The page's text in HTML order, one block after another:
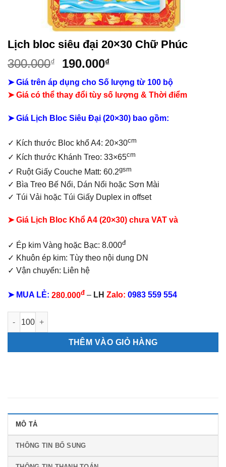
Lịch bloc siêu đại 20×30 Chữ Phúc
300.000₫
Giá
là:
300.000₫.
190.000₫Giá
tại
là:
190.000₫.
➤ Giá trên áp dụng cho Số lượng từ 100 bộ
➤ Giá có thể thay đổi tùy số lượng & Thời điểm
➤ Giá Lịch Bloc Siêu Đại (20×30) bao gồm:
✓ Kích thước Bloc khổ A4: 20×30cm
✓ Kích thước Khánh Treo: 33×65cm
✓ Ruột Giấy Couche Matt: 60.2gsm
✓ Bìa Treo Bế Nổi, Dán Nổi hoặc Sơn Mài
✓ Túi Vải hoặc Túi Giấy Duplex in offset
➤ Giá Lịch Bloc Khổ A4 (20×30) chưa VAT và
✓ Ép kim Vàng hoặc Bạc: 8.000đ
✓ Khuôn ép kim: Tùy theo nội dung DN
✓ Vận chuyển: Liên hệ
➤ MUA LẺ: 280.000đ – LH Zalo: 0983 559 554
Lịch bloc siêu đại 20x30 Chữ Phúc số lượng
THÊM VÀO GIỎ HÀNG
MÔ TẢ
THÔNG TIN BỔ SUNG